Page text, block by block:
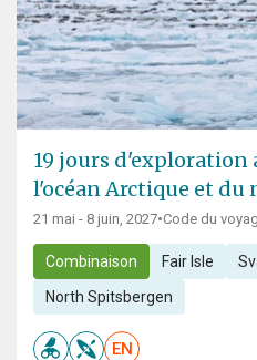
19 jours d'exploration
l'océan Arctique et du
21 mai - 8 juin, 2027•Code du
Combinaison Fair Isle
North Spitsbergen
EN